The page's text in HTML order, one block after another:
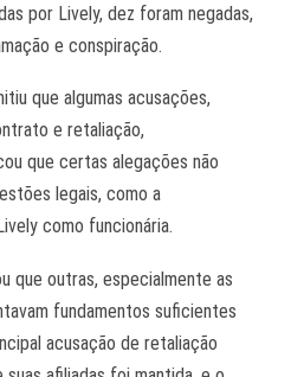
por Lively, dez foram negadas,
e conspiração.
que algumas acusações,
e retaliação,
que certas alegações não
legais, como a
como funcionária.
que outras, especialmente as
fundamentos suficientes
acusação de retaliação